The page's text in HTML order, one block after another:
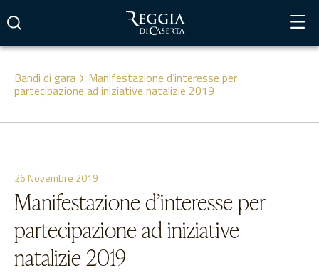
contenuto
Bandi di gara Manifestazione d’interesse per
partecipazione ad iniziative natalizie 2019
26 Novembre 2019
Manifestazione d’interesse per
partecipazione ad iniziative
natalizie 2019